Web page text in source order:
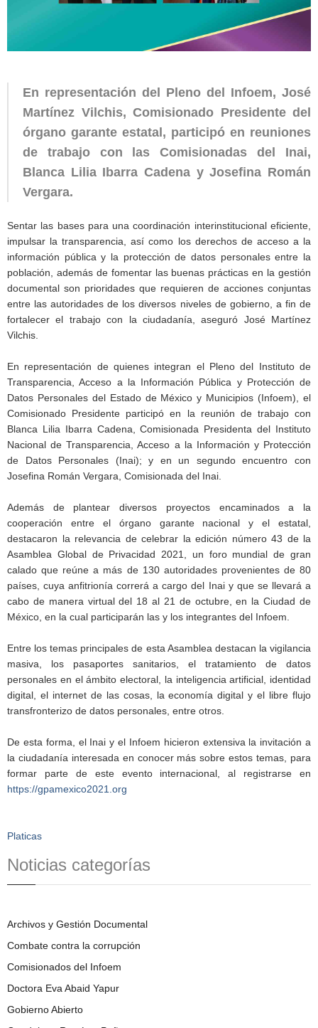
En representación del Pleno del Infoem, José
Martínez Vilchis, Comisionado Presidente del
órgano garante estatal, participó en reuniones
de trabajo con las Comisionadas del Inai,
Blanca Lilia Ibarra Cadena y Josefina Román
Vergara.
Sentar las bases para una coordinación interinstitucional eficiente,
impulsar la transparencia, así como los derechos de acceso a la
información pública y la protección de datos personales entre la
población, además de fomentar las buenas prácticas en la gestión
documental son prioridades que requieren de acciones conjuntas
entre las autoridades de los diversos niveles de gobierno, a fin de
fortalecer el trabajo con la ciudadanía, aseguró José Martínez
Vilchis.
En representación de quienes integran el Pleno del Instituto de
Transparencia, Acceso a la Información Pública y Protección de
Datos Personales del Estado de México y Municipios (Infoem), el
Comisionado Presidente participó en la reunión de trabajo con
Blanca Lilia Ibarra Cadena, Comisionada Presidenta del Instituto
Nacional de Transparencia, Acceso a la Información y Protección
de Datos Personales (Inai); y en un segundo encuentro con
Josefina Román Vergara, Comisionada del Inai.
Además de plantear diversos proyectos encaminados a la
cooperación entre el órgano garante nacional y el estatal,
destacaron la relevancia de celebrar la edición número 43 de la
Asamblea Global de Privacidad 2021, un foro mundial de gran
calado que reúne a más de 130 autoridades provenientes de 80
países, cuya anfitrionía correrá a cargo del Inai y que se llevará a
cabo de manera virtual del 18 al 21 de octubre, en la Ciudad de
México, en la cual participarán las y los integrantes del Infoem.
Entre los temas principales de esta Asamblea destacan la vigilancia
masiva, los pasaportes sanitarios, el tratamiento de datos
personales en el ámbito electoral, la inteligencia artificial, identidad
digital, el internet de las cosas, la economía digital y el libre flujo
transfronterizo de datos personales, entre otros.
De esta forma, el Inai y el Infoem hicieron extensiva la invitación a
la ciudadanía interesada en conocer más sobre estos temas, para
formar parte de este evento internacional, al registrarse en
https://gpamexico2021.org
Platicas
Noticias categorías
Archivos y Gestión Documental
Combate contra la corrupción
Comisionados del Infoem
Doctora Eva Abaid Yapur
Gobierno Abierto